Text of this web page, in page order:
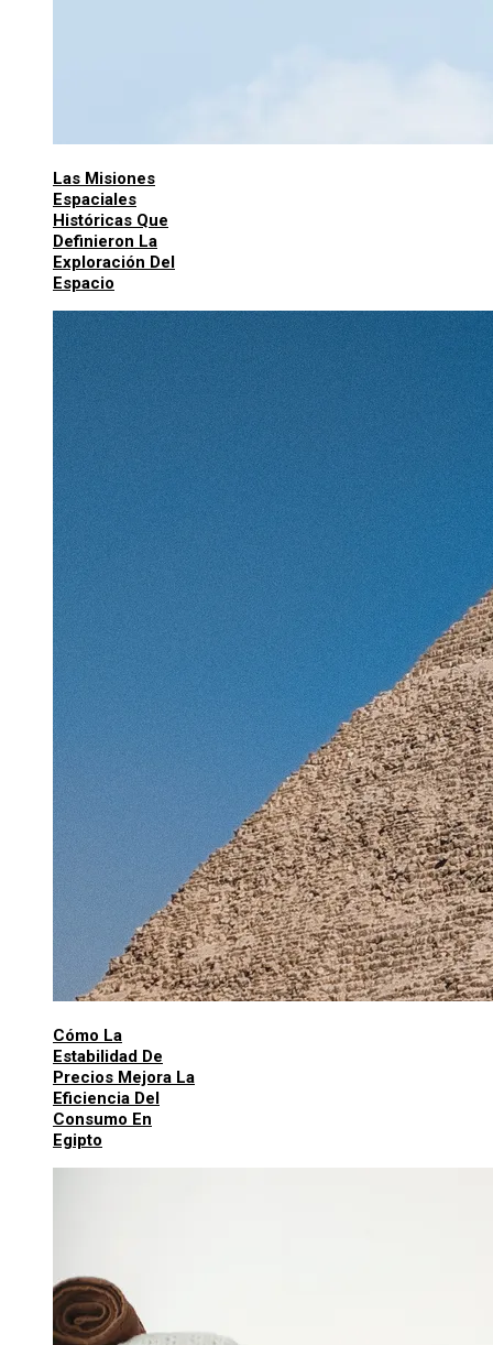
Las Misiones
Espaciales
Históricas Que
Definieron La
Exploración Del
Espacio
Cómo La
Estabilidad De
Precios Mejora La
Eficiencia Del
Consumo En
Egipto